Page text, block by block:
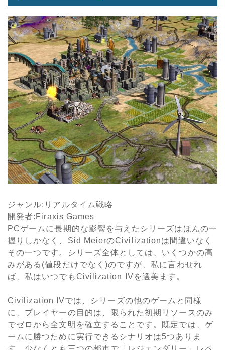
ジャンル: リアルタイム戦略
開発者:Firaxis Games
PCゲームに長期的な影響を与えたシリーズはほんの一
握りしかなく、 Sid MeierのCivilizationは間違いなく
その一つです。シリーズ全体としては、いくつかの高
みがある(値段だけでなく)のですが、私に言わせれ
ば、私はいつでもCivilization IV を選美ます。
Civilization IVでは、シリーズの他のゲームと同様
に、プレイヤーの目的は、限られた初期リソースのみ
でゼロから全文明を確立することです。既定では、ゲ
ームに勝つために実行できるシナリオは5つありま